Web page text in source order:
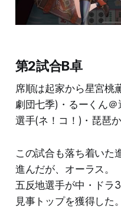
第2試合B卓
席順は起家から星宮桃
劇団七季)・るーくん
選手(ネ！コ！)・琵琶
この試合も落ち着いた
進んだが、オーラス。
五反地選手が中・ドラ
見事トップを獲得した。